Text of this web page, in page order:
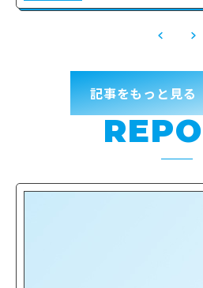
記事をもっと見る